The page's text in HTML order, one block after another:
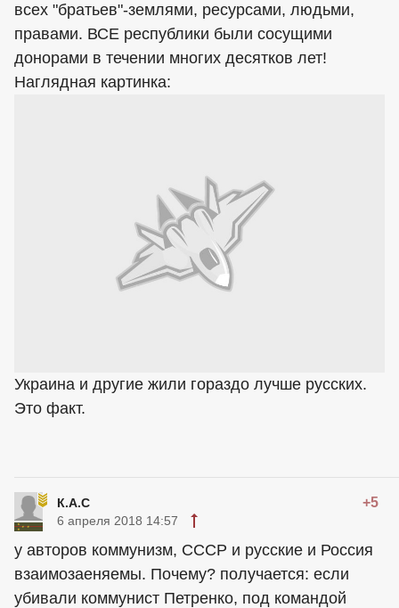
всех "братьев"-землями, ресурсами, людьми,
правами. ВСЕ республики были сосущими
донорами в течении многих десятков лет!
Наглядная картинка:
Украина и другие жили гораздо лучше русских.
Это факт.
К.А.С +5
6 апреля 2018 14:57
у авторов коммунизм, СССР и русские и Россия
взаимозаеняемы. Почему? получается: если
убивали коммунист Петренко, под командой